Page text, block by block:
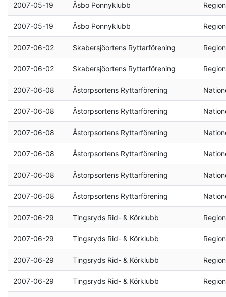
2007-05-19 Åsbo Ponnyklubb
2007-05-19 Åsbo Ponnyklubb
2007-06-02 Skabersjöortens Ryttarförening
2007-06-02 Skabersjöortens Ryttarförening
2007-06-08 Åstorpsortens Ryttarförening
2007-06-08 Åstorpsortens Ryttarförening
2007-06-08 Åstorpsortens Ryttarförening
2007-06-08 Åstorpsortens Ryttarförening
2007-06-08 Åstorpsortens Ryttarförening
2007-06-08 Åstorpsortens Ryttarförening
2007-06-29 Tingsryds Rid- & Körklubb
2007-06-29 Tingsryds Rid- & Körklubb
2007-06-29 Tingsryds Rid- & Körklubb
2007-06-29 Tingsryds Rid- & Körklubb